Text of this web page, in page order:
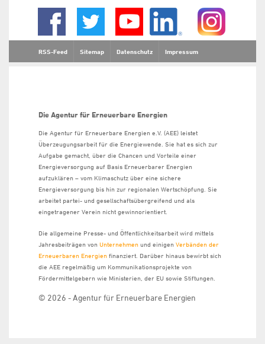
RSS-Feed Sitemap Datenschutz Impressum
Die Agentur für Erneuerbare Energien
Die Agentur für Erneuerbare Energien e.V. (AEE) leistet
Überzeugungsarbeit für die Energiewende. Sie hat es sich zur
Aufgabe gemacht, über die Chancen und Vorteile einer
Energieversorgung auf Basis Erneuerbarer Energien
aufzuklären – vom Klimaschutz über eine sichere
Energieversorgung bis hin zur regionalen Wertschöpfung. Sie
arbeitet partei- und gesellschaftsübergreifend und als
eingetragener Verein nicht gewinnorientiert.
Die allgemeine Presse- und Öffentlichkeitsarbeit wird mittels
Jahresbeiträgen von Unternehmen und einigen Verbänden der
Erneuerbaren Energien finanziert. Darüber hinaus bewirbt sich
die AEE regelmäßig um Kommunikationsprojekte von
Fördermittelgebern wie Ministerien, der EU sowie Stiftungen.
© 2026 - Agentur für Erneuerbare Energien